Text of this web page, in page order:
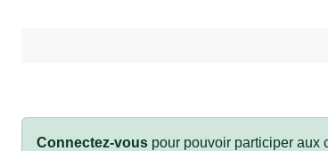
Connectez-vous pour pouvoir participer aux